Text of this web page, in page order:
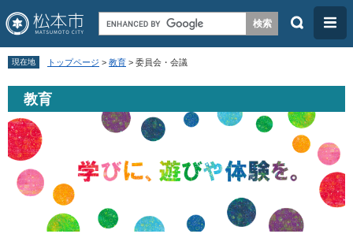
ペ
の
先
メ
ー
を
検
メ
ニ
ー
現在地 トップページ > 教育 > 委員会・会議
教育